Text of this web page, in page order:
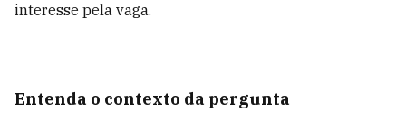
interesse pela vaga.
Entenda o contexto da pergunta